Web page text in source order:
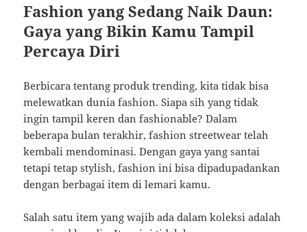
Fashion yang Sedang Naik Daun:
Gaya yang Bikin Kamu Tampil
Percaya Diri
Berbicara tentang produk trending, kita tidak bisa
melewatkan dunia fashion. Siapa sih yang tidak
ingin tampil keren dan fashionable? Dalam
beberapa bulan terakhir, fashion streetwear telah
kembali mendominasi. Dengan gaya yang santai
tetapi tetap stylish, fashion ini bisa dipadupadankan
dengan berbagai item di lemari kamu.
Salah satu item yang wajib ada dalam koleksi adalah